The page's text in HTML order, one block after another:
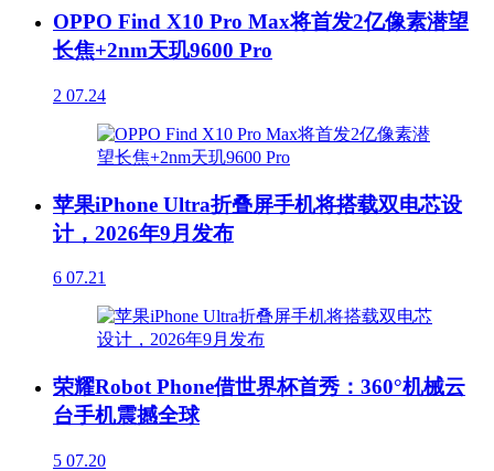
OPPO Find X10 Pro Max将首发2亿像素潜望
长焦+2nm天玑9600 Pro
2 07.24
苹果iPhone Ultra折叠屏手机将搭载双电芯设
计，2026年9月发布
6 07.21
荣耀Robot Phone借世界杯首秀：360°机械云
台手机震撼全球
5 07.20